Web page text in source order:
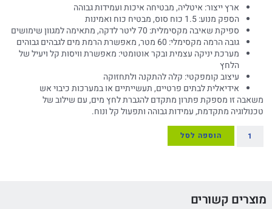
ארץ ייצור: איטליה, מבטיחה איכות ועמידות גבוהה
הספק מנוע: 1.5 כוח סוס, מבטיח כוח ואמינות
ספיקת שאיבה מקסימלית: 70 ליטר לדקה, מתאימה למגוון שימושים
גובה הרמה מקסימלי: 60 מטר, מאפשרת הרמת מים לגבהים גבוהים
מערכת יניקה עצמית ובקר אוטומטי: מאפשרת וויסות קל ויעיל של
הלחץ
עיצוב קומפקטי: קלה להתקנה ולתחזוקה
אידיאלית לבתים פרטיים, תעשייתיים או במערכות כיבוי אש
משאבה זו מספקת פתרון מתקדם להגברת לחץ מים, עם שילוב של
טכנולוגיה מתקדמת, עמידות גבוהה ותפעול קל ונוח.
הוספה לסל
מוצרים קשורים